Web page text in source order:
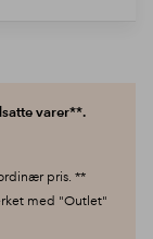
varer**.
pris. **
med "Outlet"